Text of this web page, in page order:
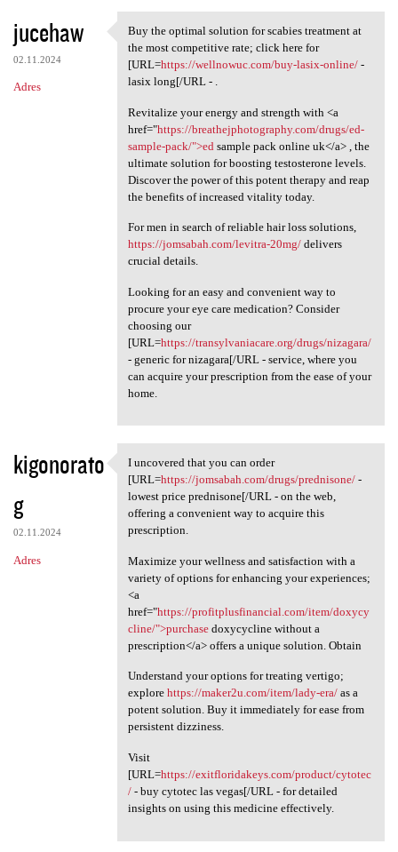
jucehaw
02.11.2024
Adres
Buy the optimal solution for
Buy the optimal solution for scabies treatment at
the most competitive rate; click here for
[URL=https://wellnowuc.com/buy-lasix-online/-
lasix long[/URL - .
Revitalize your energy and strength with <a
href="https://breathejphotography.com/drugs/ed-
sample-pack/">ed sample pack online uk</a> , the
ultimate solution for boosting testosterone levels.
Discover the power of this potent therapy and reap
the benefits of increased vitality today.
For men in search of reliable hair loss solutions,
https://jomsabah.com/levitra-20mg/delivers
crucial details.
Looking for an easy and convenient way to
procure your eye care medication? Consider
choosing our
[URL=https://transylvaniacare.org/drugs/nizagara/
- generic for nizagara[/URL - service, where you
can acquire your prescription from the ease of your
home.
kigonorato
g
02.11.2024
Adres
I uncovered that you can
I uncovered that you can order
[URL=https://jomsabah.com/drugs/prednisone/-
lowest price prednisone[/URL - on the web,
offering a convenient way to acquire this
prescription.
Maximize your wellness and satisfaction with a
variety of options for enhancing your experiences;
<a
href="https://profitplusfinancial.com/item/doxycy
cline/">purchasedoxycycline without a
prescription</a> offers a unique solution. Obtain
Understand your options for treating vertigo;
explore https://maker2u.com/item/lady-era/as a
potent solution. Buy it immediately for ease from
persistent dizziness.
Visit
[URL=https://exitfloridakeys.com/product/cytotec
/- buy cytotec las vegas[/URL - for detailed
insights on using this medicine effectively.